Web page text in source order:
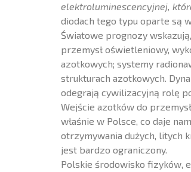
elektroluminescencyjnej,
diodach tego typu oparte są
Światowe prognozy
przemysł oświetleniowy,
azotkowych; systemy
strukturach azotkowych.
odegrają cywilizacyjną rolę
Wejście azotków do
właśnie w Polsce, co daje
otrzymywania dużych, litych
jest bardzo ograniczony.
Polskie środowisko fizyków,